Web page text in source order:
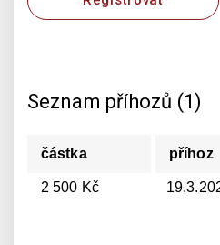
Seznam příhozů (1)
částka příhoz
2 500 Kč